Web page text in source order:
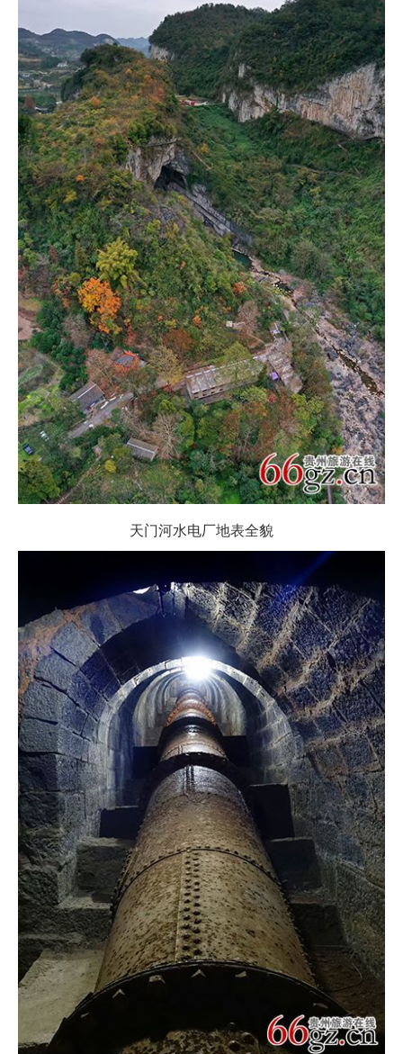
天门河水电厂地表全貌